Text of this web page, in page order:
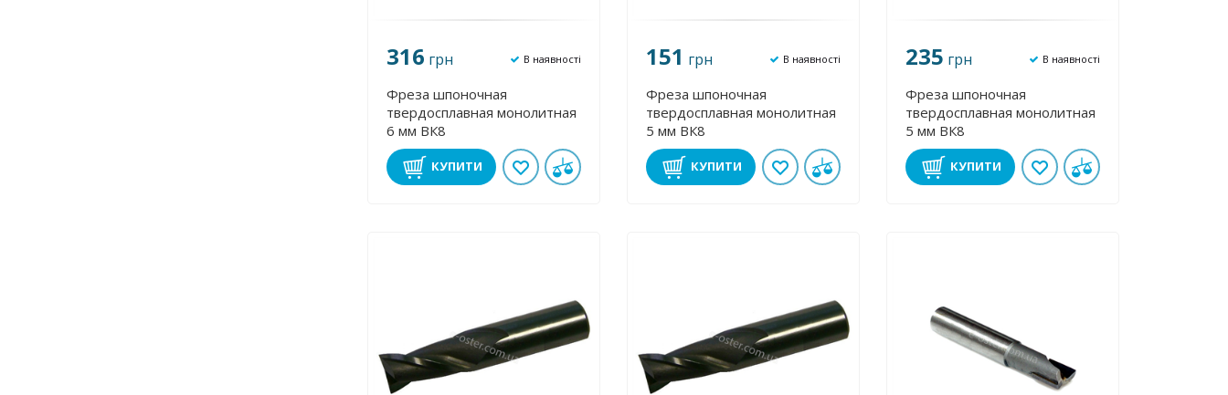
316 грн В наявності
Фреза шпоночная
твердосплавная монолитная
6 мм ВК8
КУПИТИ
151 грн В наявності
Фреза шпоночная
твердосплавная монолитная
5 мм ВК8
КУПИТИ
235 грн В наявності
Фреза шпоночная
твердосплавная монолитная
5 мм ВК8
КУПИТИ